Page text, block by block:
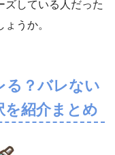
ズしている人だった
うか。
る？バレない
紹介まとめ